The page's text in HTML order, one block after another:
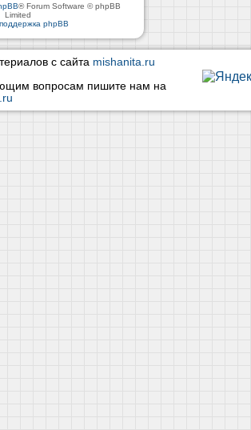
® Forum Software © phpBB
Limited
phpBB
с сайта mishanita.ru
вопросам пишите нам на